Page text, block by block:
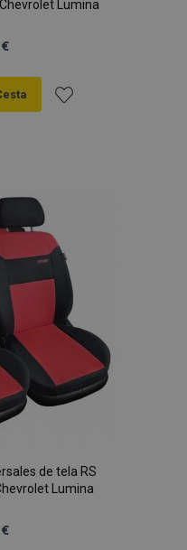
Lumina
de
Deseos
de tela RS
Lumina